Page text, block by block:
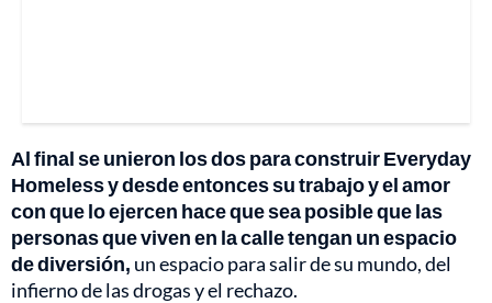
Al final se unieron los dos para construir Everyday
Homeless y desde entonces su trabajo y el amor
con que lo ejercen hace que sea posible que las
personas que viven en la calle tengan un espacio
de diversión, un espacio para salir de su mundo, del
infierno de las drogas y el rechazo.